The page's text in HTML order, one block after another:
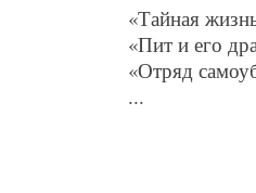
«Тайная
«Пит и его
«Отряд
...